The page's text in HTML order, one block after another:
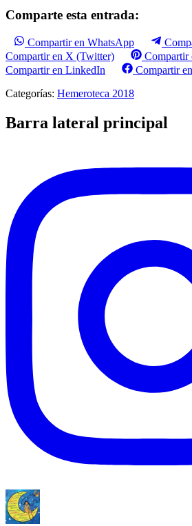
Comparte esta entrada:
Compartir en WhatsApp
Compartir en X (Twitter)
Compartir
Compartir en LinkedIn
Compartir
Categorías: Hemeroteca 2018
Barra lateral principal